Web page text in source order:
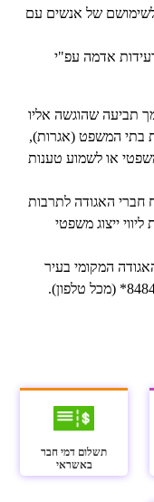
של אנשים עם
אדמה עפ"י
תביעה שהוגשה אליו
בתי המשפט (אגרות),
משפטי או לשמוע טענות
חברי האגודה לתרבות
ייצוג משפטי
המקומי בעיר
תשלום דמי חבר
באשראי